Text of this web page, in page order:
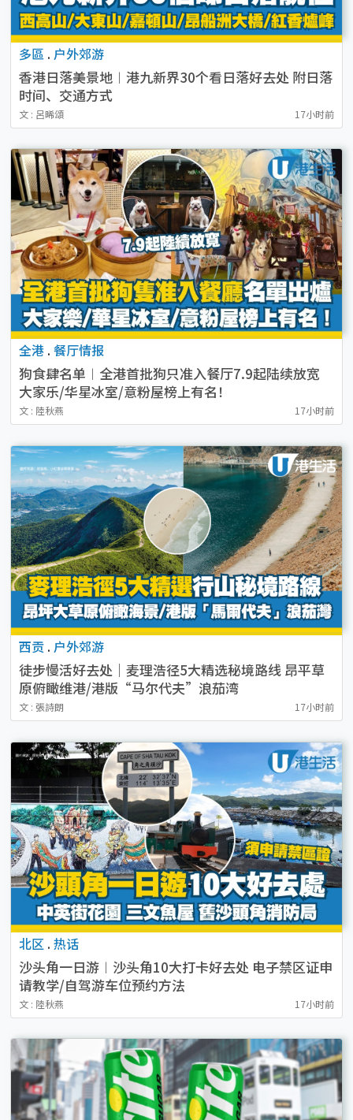
多區 . 户外郊游
香港日落美景地︱港九新界30个看日落好去处 附日落
时间、交通方式
文 : 呂晞頌 17小时前
全港 . 餐厅情报
狗食肆名单︱全港首批狗只准入餐厅7.9起陆续放宽
大家乐/华星冰室/意粉屋榜上有名！
文 : 陸秋燕 17小时前
西贡 . 户外郊游
徒步慢活好去处｜麦理浩径5大精选秘境路线 昂平草
原俯瞰维港/港版“马尔代夫”浪茄湾
文 : 張詩朗 17小时前
北区 . 热话
沙头角一日游︱沙头角10大打卡好去处 电子禁区证申
请教学/自驾游车位预约方法
文 : 陸秋燕 17小时前